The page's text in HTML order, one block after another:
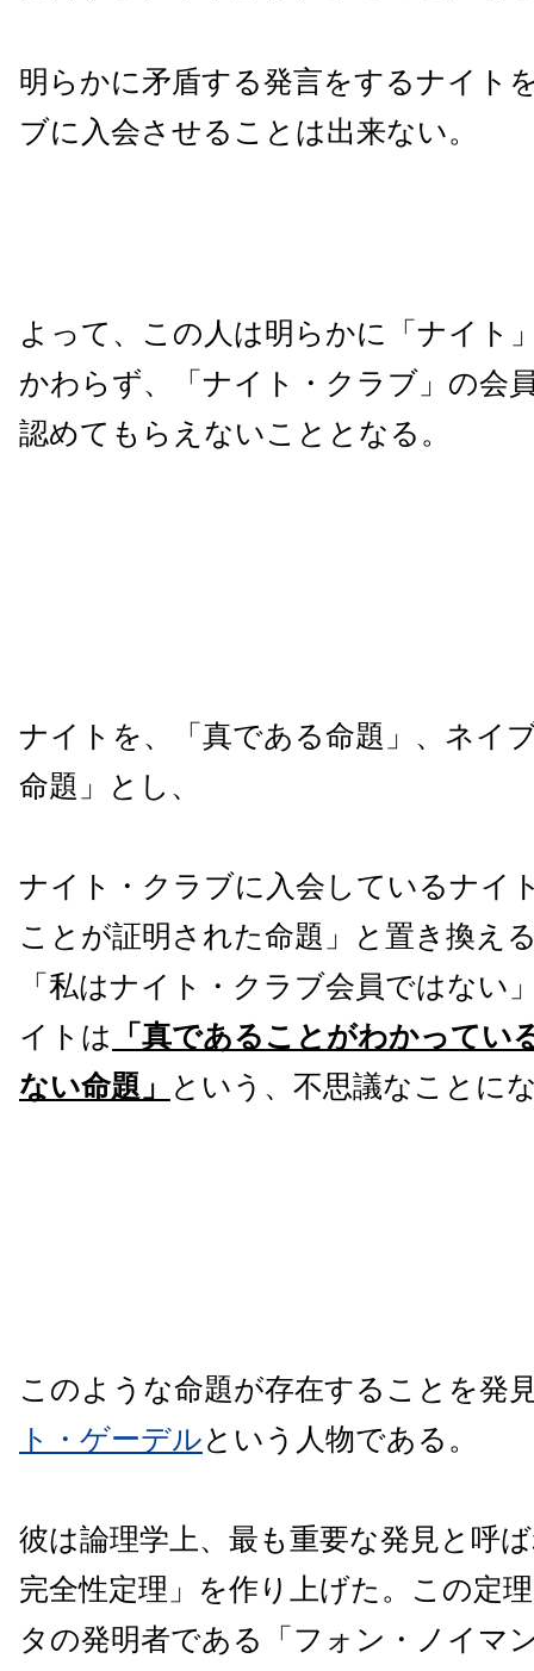
明らかに矛盾する発言をするナイト
ブに入会させることは出来ない。
よって、この人は明らかに「ナイト
かわらず、「ナイト・クラブ」の会
認めてもらえないこととなる。
ナイトを、「真である命題」、ネイ
命題」とし、
ナイト・クラブに入会しているナイ
ことが証明された命題」と置き換え
「私はナイト・クラブ会員ではない
イトは 「真であることがわかってい
ない命題」 という、不思議なことに
このような命題が存在することを発
ト・ゲーデルという人物である。
彼は論理学上、最も重要な発見と呼
完全性定理」を作り上げた。この定
タの発明者である「フォン・ノイマ